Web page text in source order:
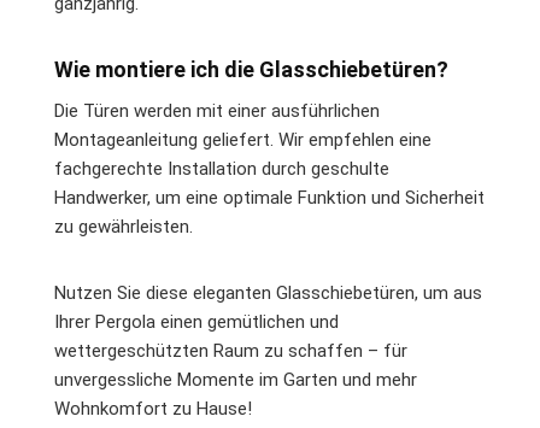
Wie montiere ich die Glasschiebetüren?
Die Türen werden mit einer ausführlichen
Montageanleitung geliefert. Wir empfehlen eine
fachgerechte Installation durch geschulte
Handwerker, um eine optimale Funktion und Sicherheit
zu gewährleisten.
Nutzen Sie diese eleganten Glasschiebetüren, um aus
Ihrer Pergola einen gemütlichen und
wettergeschützten Raum zu schaffen – für
unvergessliche Momente im Garten und mehr
Wohnkomfort zu Hause!